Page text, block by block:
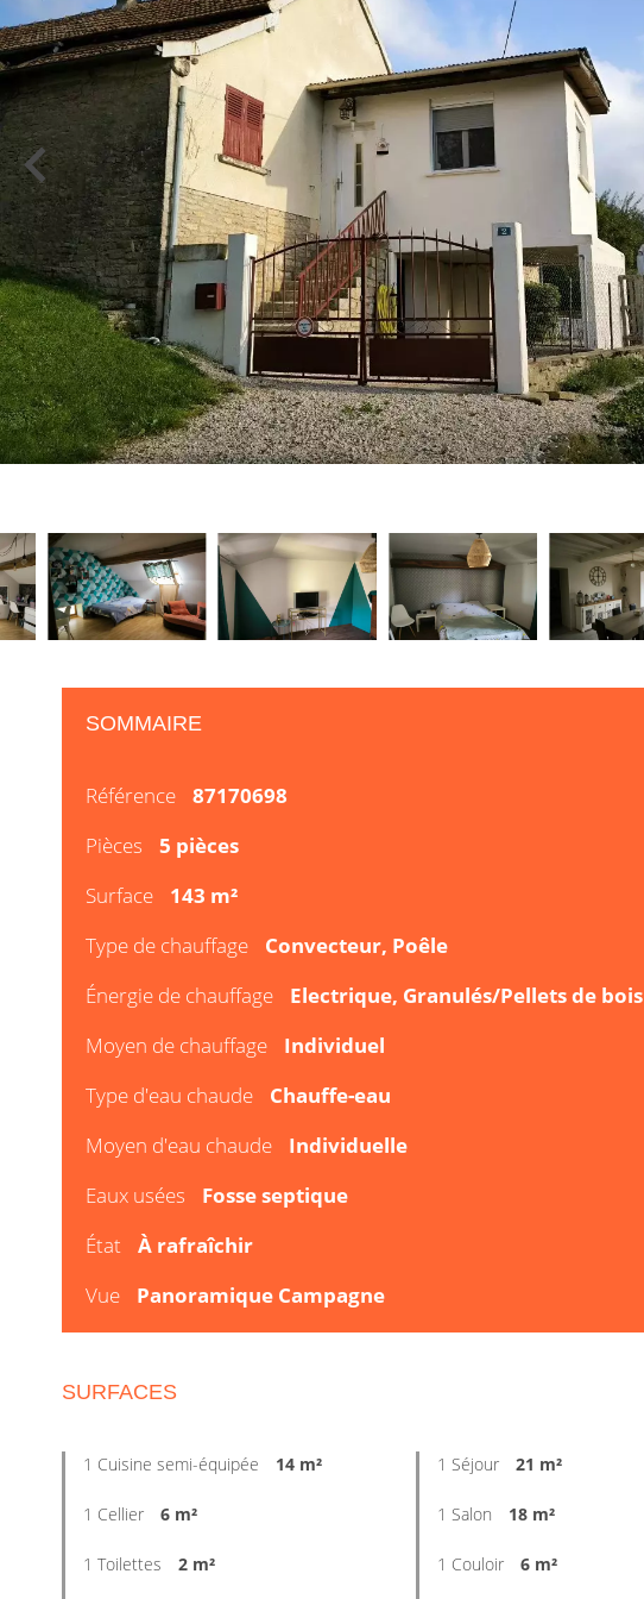
SOMMAIRE
Référence
87170698
Pièces
5 pièces
Surface
143 m²
Type de chauffage
Convecteur, Poêle
Énergie de chauffage
Electrique, Granulés/Pellets de bois
Moyen de chauffage
Individuel
Type d'eau chaude
Chauffe-eau
Moyen d'eau chaude
Individuelle
Eaux usées
Fosse septique
État
À rafraîchir
Vue
Panoramique Campagne
SURFACES
1 Cuisine semi-équipée 14 m² 1 Séjour 21 m²
1 Cellier 6 m² 1 Salon 18 m²
1 Toilettes 2 m² 1 Couloir 6 m²